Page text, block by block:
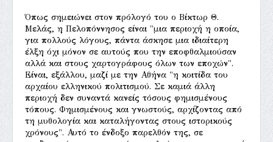
Όπως σημειώνει στον πρόλογό του ο Βίκτωρ Θ.
Μελάς, η Πελοπόννησος είναι "μια περιοχή η οποία,
για πολλούς λόγους, πάντα άσκησε μια ιδιαίτερη
έλξη όχι μόνον σε αυτούς που την εποφθαλμιούσαν
αλλά και στους χαρτογράφους όλων των εποχών".
Είναι, εξάλλου, μαζί με την Αθήνα "η κοιτίδα του
αρχαίου ελληνικού πολιτισμού. Σε καμιά άλλη
περιοχή δεν συναντά κανείς τόσους φημισμένους
τόπους. Φημισμένους και γνωστούς, αρχίζοντας από
τη μυθολογία και καταλήγοντας στους ιστορικούς
χρόνους". Αυτό το ένδοξο παρελθόν της, σε